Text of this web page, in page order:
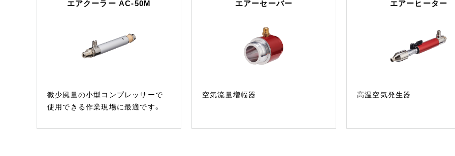
エアクーラー AC-50M
微少風量の小型コンプレッサーで
使用できる作業現場に最適です。
エアーセーバー
空気流量増幅器
エアーヒーター
高温空気発生器